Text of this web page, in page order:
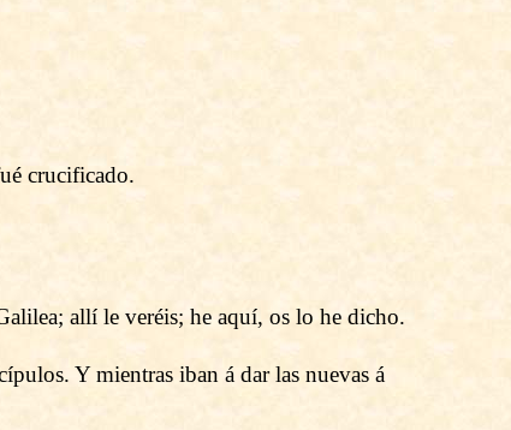
crucificado.
allí le veréis; he aquí, os lo he dicho.
Y mientras iban á dar las nuevas á